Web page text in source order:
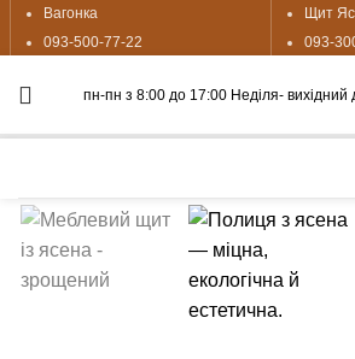
Вагонка
093-500-77-22
Щит
093-
пн-пн з 8:00 до 17:00 Неділя- вихідний
Почніть вводити назву, щоб побачити